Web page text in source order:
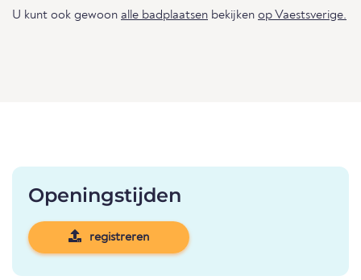
U kunt ook gewoon alle badplaatsen bekijken op Vaestsverige.
Openingstijden
registreren